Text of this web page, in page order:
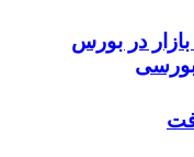
در بورس